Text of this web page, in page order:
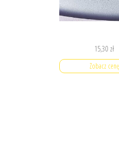
15,30 zł
Zobacz cenę